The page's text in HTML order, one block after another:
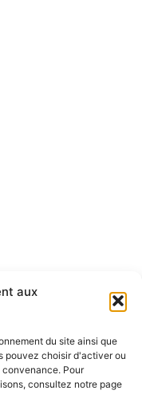
aux
du site ainsi que
pouvez choisir d'activer ou
Pour
consultez notre page
objectif;
qui